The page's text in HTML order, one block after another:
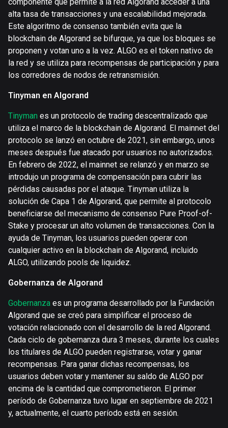
alta tasa de transacciones y una escalabilidad mejorada.
Este algoritmo de consenso también evita que la
blockchain de Algorand se bifurque, ya que los bloques se
proponen y votan uno a la vez. ALGO es el token nativo de
la red y se utiliza para recompensas de participación y para
los corredores de nodos de retransmisión.
Tinyman en Algorand
Tinyman es un protocolo de trading descentralizado que
utiliza el marco de la blockchain de Algorand. El mainnet del
protocolo se lanzó en octubre de 2021, sin embargo, unos
meses después fue atacado por usuarios no autorizados.
En febrero de 2022, el mainnet se relanzó y en marzo se
introdujo un programa de compensación para cubrir las
pérdidas causadas por el ataque. Tinyman utiliza la
solución de Capa 1 de Algorand, que permite al protocolo
beneficiarse del mecanismo de consenso Pure Proof-of-
Stake y procesar un alto volumen de transacciones. Con la
ayuda de Tinyman, los usuarios pueden operar con
cualquier activo en la blockchain de Algorand, incluido
ALGO, utilizando pools de liquidez.
Gobernanza de Algorand
Gobernanza es un programa desarrollado por la Fundación
Algorand que se creó para simplificar el proceso de
votación relacionado con el desarrollo de la red Algorand.
Cada ciclo de gobernanza dura 3 meses, durante los cuales
los titulares de ALGO pueden registrarse, votar y ganar
recompensas. Para ganar dichas recompensas, los
usuarios deben votar y mantener su saldo de ALGO por
encima de la cantidad que comprometieron. El primer
período de Gobernanza tuvo lugar en septiembre de 2021
y, actualmente, el cuarto período está en sesión.